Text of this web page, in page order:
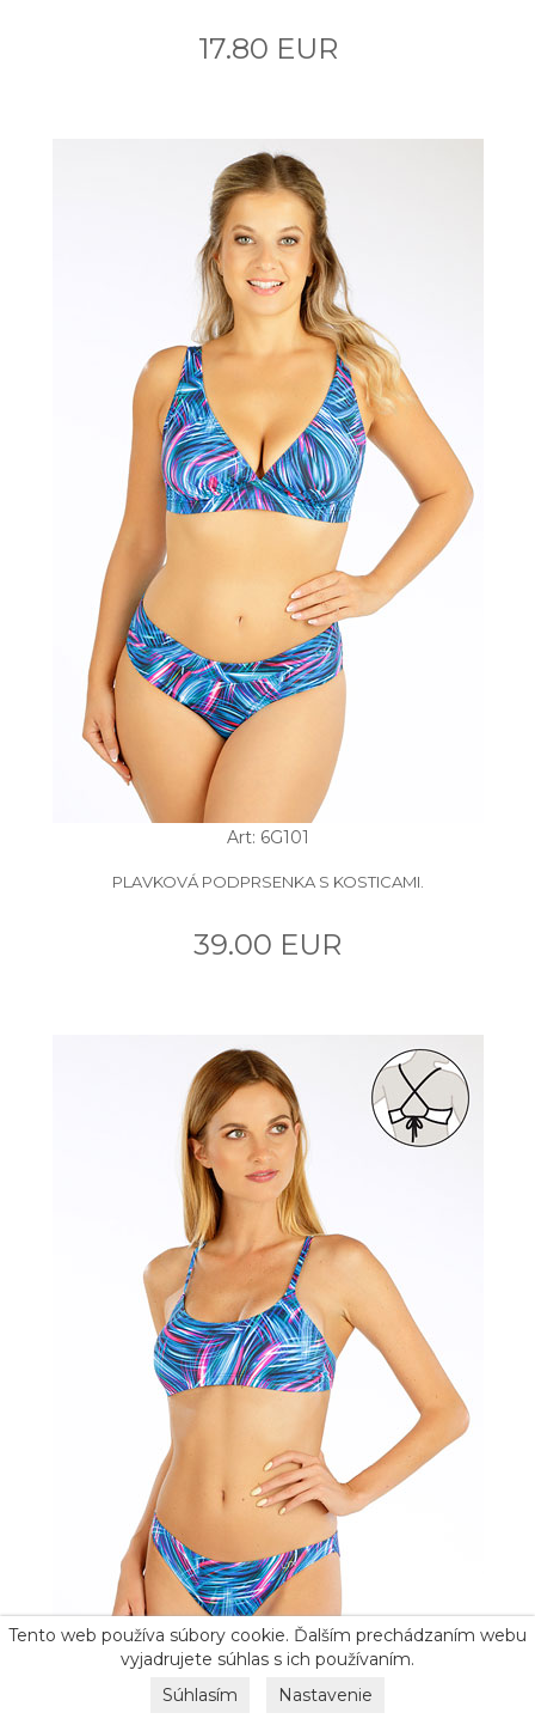
17.80 EUR
Art: 6G101
PLAVKOVÁ PODPRSENKA S KOSTICAMI.
39.00 EUR
Tento web používa súbory cookie. Ďalším prechádzaním webu
vyjadrujete súhlas s ich používaním.
Súhlasím
Nastavenie